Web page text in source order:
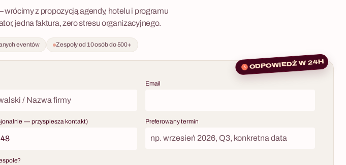
z propozycją agendy, hotelu i programu
jedna faktura, zero stresu organizacyjnego.
eventów Zespoły od 10 osób do 500+
Email
— przyspiesza kontakt) Preferowany termin
ODPOWIEDŹ W 24H